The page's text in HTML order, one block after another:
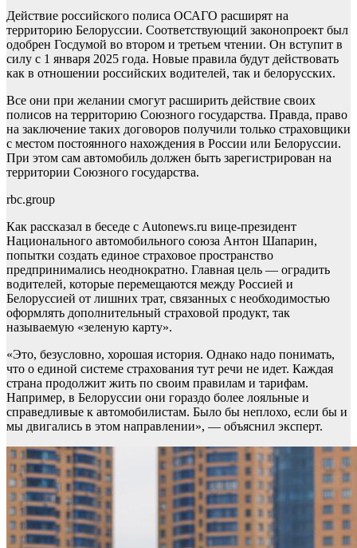
Действие российского полиса ОСАГО расширят на
территорию Белоруссии. Соответствующий законопроект был
одобрен Госдумой во втором и третьем чтении. Он вступит в
силу с 1 января 2025 года. Новые правила будут действовать
как в отношении российских водителей, так и белорусских.
Все они при желании смогут расширить действие своих
полисов на территорию Союзного государства. Правда, право
на заключение таких договоров получили только страховщики
с местом постоянного нахождения в России или Белоруссии.
При этом сам автомобиль должен быть зарегистрирован на
территории Союзного государства.
rbc.group
Как рассказал в беседе с Autonews.ru вице-президент
Национального автомобильного союза Антон Шапарин,
попытки создать единое страховое пространство
предпринимались неоднократно. Главная цель — оградить
водителей, которые перемещаются между Россией и
Белоруссией от лишних трат, связанных с необходимостью
оформлять дополнительный страховой продукт, так
называемую «зеленую карту».
«Это, безусловно, хорошая история. Однако надо понимать,
что о единой системе страхования тут речи не идет. Каждая
страна продолжит жить по своим правилам и тарифам.
Например, в Белоруссии они гораздо более лояльные и
справедливые к автомобилистам. Было бы неплохо, если бы и
мы двигались в этом направлении», — объяснил эксперт.